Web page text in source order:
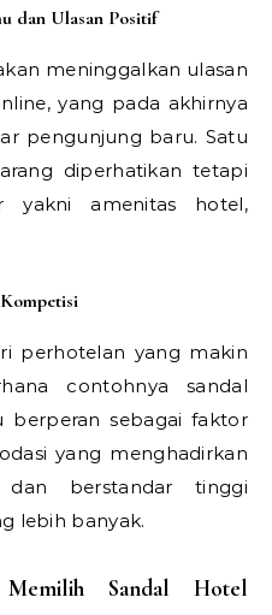
dan Ulasan Positif
meninggalkan ulasan
yang pada akhirnya
pengunjung baru. Satu
diperhatikan tetapi
yakni amenitas hotel,
perhotelan yang makin
contohnya sandal
berperan sebagai faktor
yang menghadirkan
dan berstandar tinggi
lebih banyak.
Sandal Hotel